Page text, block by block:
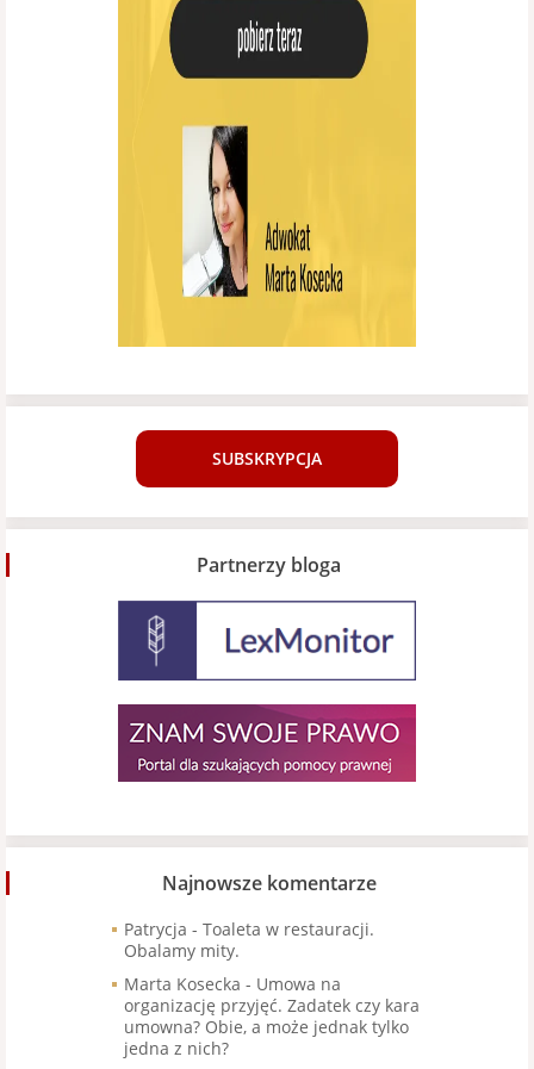
SUBSKRYPCJA
Partnerzy bloga
Najnowsze komentarze
Patrycja - Toaleta w restauracji.
Obalamy mity.
Marta Kosecka - Umowa na
organizację przyjęć. Zadatek czy kara
umowna? Obie, a może jednak tylko
jedna z nich?